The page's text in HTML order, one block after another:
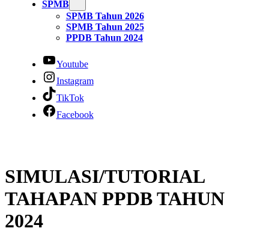
SPMB
SPMB Tahun 2026
SPMB Tahun 2025
PPDB Tahun 2024
Youtube
Instagram
TikTok
Facebook
SIMULASI/TUTORIAL
TAHAPAN PPDB TAHUN
2024